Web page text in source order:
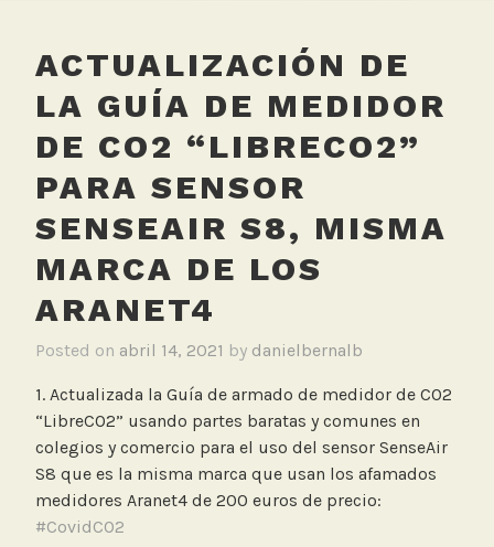
ACTUALIZACIÓN DE
LA GUÍA DE MEDIDOR
DE CO2 “LIBRECO2”
PARA SENSOR
SENSEAIR S8, MISMA
MARCA DE LOS
ARANET4
Posted on abril 14, 2021 by danielbernalb
1. Actualizada la Guía de armado de medidor de CO2
“LibreCO2” usando partes baratas y comunes en
colegios y comercio para el uso del sensor SenseAir
S8 que es la misma marca que usan los afamados
medidores Aranet4 de 200 euros de precio:
#CovidCO2